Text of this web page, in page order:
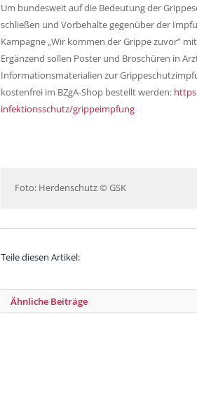
Um bundesweit auf die Bedeutung der
schließen und Vorbehalte gegenüber der
Kampagne „Wir kommen der Grippe zuvor”
Ergänzend sollen Poster und Broschüren in
Informationsmaterialien zur
kostenfrei im BZgA-Shop bestellt werden:
infektionsschutz/grippeimpfung
Foto: Herdenschutz © GSK
Teile diesen Artikel:
Ähnliche Beiträge